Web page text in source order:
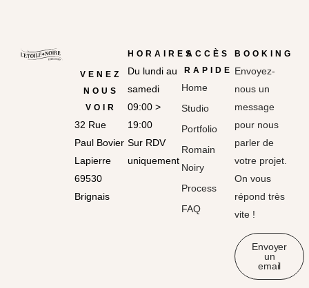
VENEZ
NOUS
VOIR
32 Rue
Paul Bovier
Lapierre
69530
Brignais
HORAIRES
Du lundi au
samedi
09:00 >
19:00
Sur RDV
uniquement
ACCÈS
RAPIDE
Home
Studio
Portfolio
Romain
Noiry
Process
FAQ
BOOKING
Envoyez-
nous un
message
pour nous
parler de
votre projet.
On vous
répond très
vite !
Envoyer
un
email